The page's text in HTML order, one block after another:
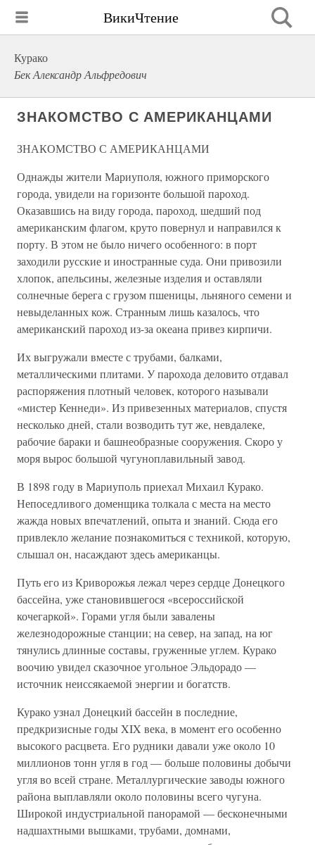
ВикиЧтение
Курако
Бек Александр Альфредович
ЗНАКОМСТВО С АМЕРИКАНЦАМИ
ЗНАКОМСТВО С АМЕРИКАНЦАМИ
Однажды жители Мариуполя, южного приморского
города, увидели на горизонте большой пароход.
Оказавшись на виду города, пароход, шедший под
американским флагом, круто повернул и направился к
порту. В этом не было ничего особенного: в порт
заходили русские и иностранные суда. Они привозили
хлопок, апельсины, железные изделия и оставляли
солнечные берега с грузом пшеницы, льняного семени и
невыделанных кож. Странным лишь казалось, что
американский пароход из-за океана привез кирпичи.
Их выгружали вместе с трубами, балками,
металлическими плитами. У парохода деловито отдавал
распоряжения плотный человек, которого называли
«мистер Кеннеди». Из привезенных материалов, спустя
несколько дней, стали возводить тут же, невдалеке,
рабочие бараки и башнеобразные сооружения. Скоро у
моря вырос большой чугуноплавильный завод.
В 1898 году в Мариуполь приехал Михаил Курако.
Непоседливого доменщика толкала с места на место
жажда новых впечатлений, опыта и знаний. Сюда его
привлекло желание познакомиться с техникой, которую,
слышал он, насаждают здесь американцы.
Путь его из Криворожья лежал через сердце Донецкого
бассейна, уже становившегося «всероссийской
кочегаркой». Горами угля были завалены
железнодорожные станции; на север, на запад, на юг
тянулись длинные составы, груженные углем. Курако
воочию увидел сказочное угольное Эльдорадо —
источник неиссякаемой энергии и богатств.
Курако узнал Донецкий бассейн в последние,
предкризисные годы XIX века, в момент его особенно
высокого расцвета. Его рудники давали уже около 10
миллионов тонн угля в год — больше половины добычи
угля во всей стране. Металлургические заводы южного
района выплавляли около половины всего чугуна.
Широкой индустриальной панорамой — бесконечными
надшахтными вышками, трубами, домнами,